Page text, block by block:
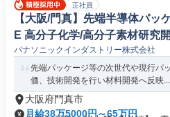
正社員
【大阪/門真】先端半導体パッ
E 高分子化学/高分子素材研究
パナソニックインダストリー株式会社
先端パッケージ等の次世代や現行パ
価、技術開発を行い材料開発へ反映...
大阪府門真市
月給38万5000円～65万円